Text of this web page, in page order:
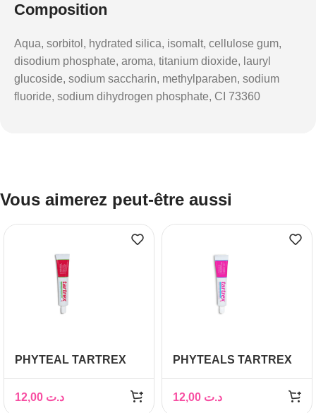
Composition
Aqua, sorbitol, hydrated silica, isomalt, cellulose gum,
disodium phosphate, aroma, titanium dioxide, lauryl
glucoside, sodium saccharin, methylparaben, sodium
fluoride, sodium dihydrogen phosphate, CI 73360
Vous aimerez peut-être aussi
PHYTEAL TARTREX
COMPLET AUX FLUOR
ET SELS MINERAUX
د.ت
PHYTEALS TARTREX
ET GENCIVES
SENSIBLE AUX
د.ت